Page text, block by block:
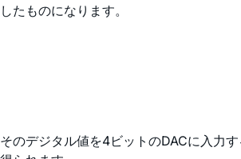
したものになります。
そのデジタル値を4ビットのDACに入力